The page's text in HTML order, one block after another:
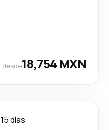
desde18,754 MXN
15 días